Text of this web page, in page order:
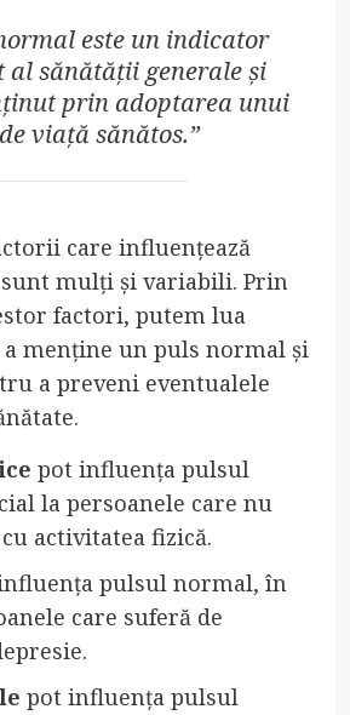
este un indicator
sănătății generale și
prin adoptarea unui
viață sănătos.”
care influențează
mulți și variabili. Prin
factori, putem lua
menține un puls normal și
a preveni eventualele
pot influența pulsul
la persoanele care nu
activitatea fizică.
pulsul normal, în
care suferă de
pot influența pulsul